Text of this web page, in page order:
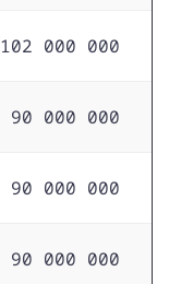
102 000 000
90 000 000
90 000 000
90 000 000